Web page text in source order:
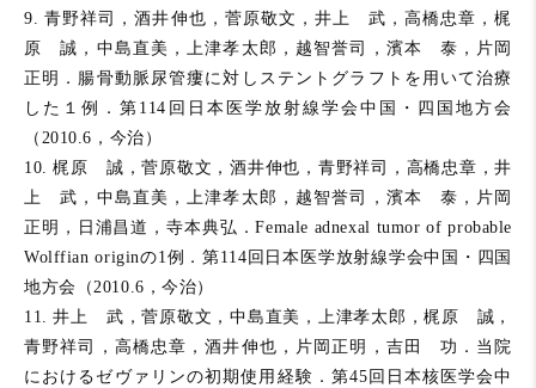
9. 青野祥司，酒井伸也，菅原敬文，井上 武，高橋忠章，梶
原 誠，中島直美，上津孝太郎，越智誉司，濱本 泰，片岡
正明．腸骨動脈尿管瘻に対しステントグラフトを用いて治療
した１例．第114回日本医学放射線学会中国・四国地方会
（2010.6，今治）
10. 梶原 誠，菅原敬文，酒井伸也，青野祥司，高橋忠章，井
上 武，中島直美，上津孝太郎，越智誉司，濱本 泰，片岡
正明，日浦昌道，寺本典弘．Female adnexal tumor of probable
Wolffian originの1例．第114回日本医学放射線学会中国・四国
地方会（2010.6，今治）
11. 井上 武，菅原敬文，中島直美，上津孝太郎，梶原 誠，
青野祥司，高橋忠章，酒井伸也，片岡正明，吉田 功．当院
におけるゼヴァリンの初期使用経験．第45回日本核医学会中